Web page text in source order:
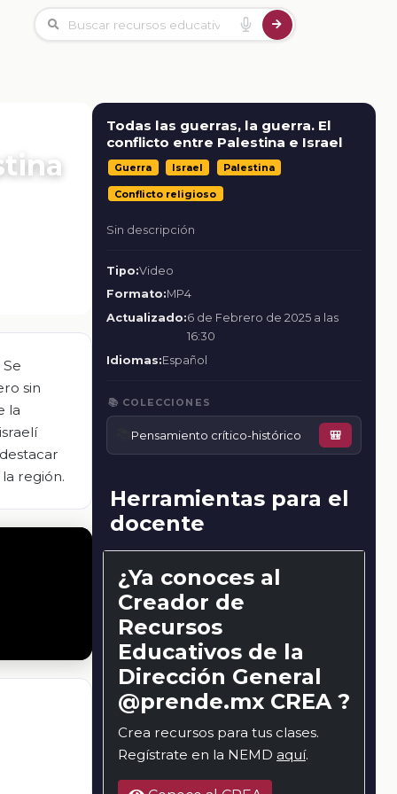
sin
la
región.
Todas las guerras, la guerra. El
conflicto entre Palestina e Israel
Guerra Israel Palestina
Conflicto religioso
Sin descripción
Tipo:Video
Formato:MP4
Actualizado:6 de Febrero de 2025 a las
16:30
Idiomas:Español
📚 COLECCIONES
Pensamiento crítico-histórico 🎒
Herramientas para el
docente
¿Ya conoces al
Creador de
Recursos
Educativos de la
Dirección General
@prende.mx CREA ?
Crea recursos para tus clases.
Regístrate en la NEMD aquí.